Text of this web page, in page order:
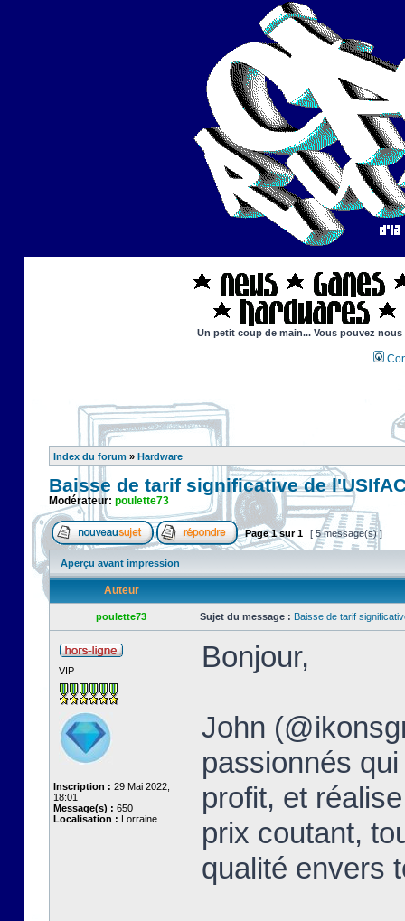
Un petit coup de main... Vous pouvez
Index du forum » Hardware
Baisse de tarif significative de
Modérateur: poulette73
Page1sur1 [ 5 message(s) ]
Aperçu avant impression
Auteur
poulette73 Sujet du message : Baisse de tarif
VIP
Inscription : 29 Mai 2022,
18:01
Message(s) : 650
Localisation : Lorraine
Bonjour,
John
passionnés
profit, et
prix coutant,
qualité envers